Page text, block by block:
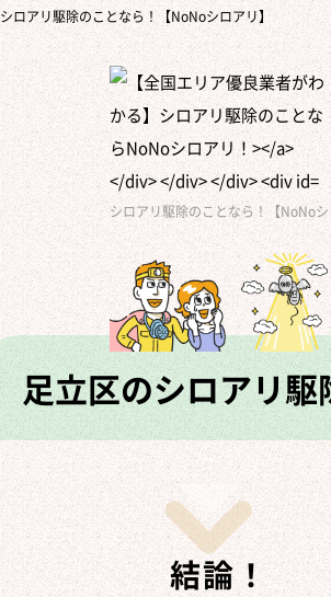
シロアリ駆除のことなら！【NoNoシロアリ】
シロアリ駆除のことなら！【NoNoシ
足立区のシロアリ駆
結論！